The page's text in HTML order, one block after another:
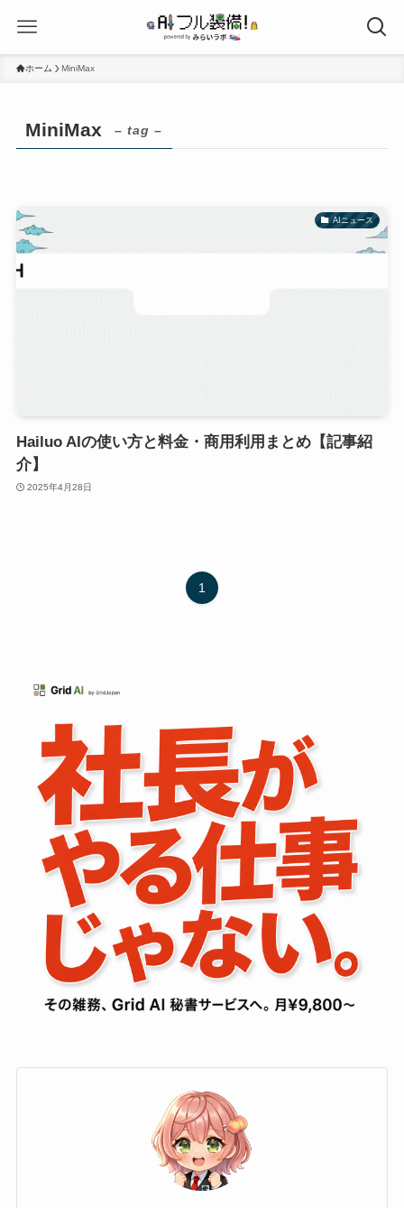
ホーム MiniMax
MiniMax – tag –
AIニュース
Hailuo AIの使い方と料金・商用利用まとめ【記事紹
介】
2025年4月28日
1